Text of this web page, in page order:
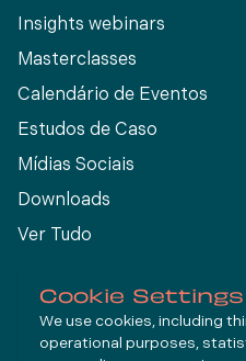
Insights webinars
Masterclasses
Calendário de Eventos
Estudos de Caso
Mídias Sociais
Downloads
Ver Tudo
Connect
Cookie Settings
We use cookies, including
operational purposes,